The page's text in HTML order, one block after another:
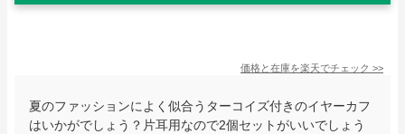
価格と在庫を楽天でチェック >>
夏のファッションによく似合うターコイズ付きのイヤーカフ
はいかがでしょう？片耳用なので2個セットがいいでしょう